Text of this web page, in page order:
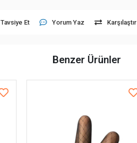
Tavsiye Et Yorum Yaz Karşılaştır
Benzer Ürünler